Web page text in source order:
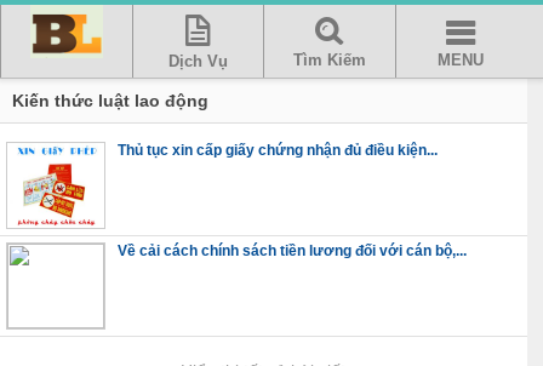
Dịch Vụ Tìm Kiếm MENU
Kiến thức luật lao động
Thủ tục xin cấp giấy chứng nhận đủ điều kiện...
Về cải cách chính sách tiền lương đối với cán bộ,...